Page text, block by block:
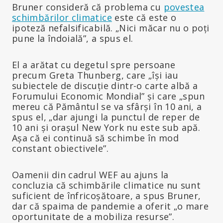
Bruner consideră că problema cu povestea
schimbărilor climatice este că este o
ipoteză nefalsificabilă. „Nici măcar nu o poți
pune la îndoială”, a spus el.
El a arătat cu degetul spre persoane
precum Greta Thunberg, care „își iau
subiectele de discuție dintr-o carte albă a
Forumului Economic Mondial” și care „spun
mereu că Pământul se va sfârși în 10 ani, a
spus el, „dar ajungi la punctul de reper de
10 ani și orașul New York nu este sub apă.
Așa că ei continuă să schimbe în mod
constant obiectivele”.
Oamenii din cadrul WEF au ajuns la
concluzia că schimbările climatice nu sunt
suficient de înfricoșătoare, a spus Bruner,
dar că spaima de pandemie a oferit „o mare
oportunitate de a mobiliza resurse”.